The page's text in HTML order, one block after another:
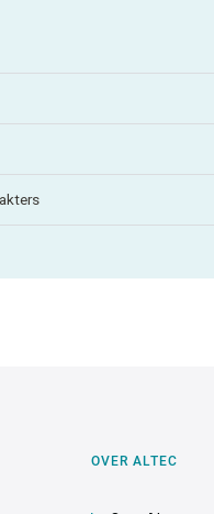
OVER ALTEC